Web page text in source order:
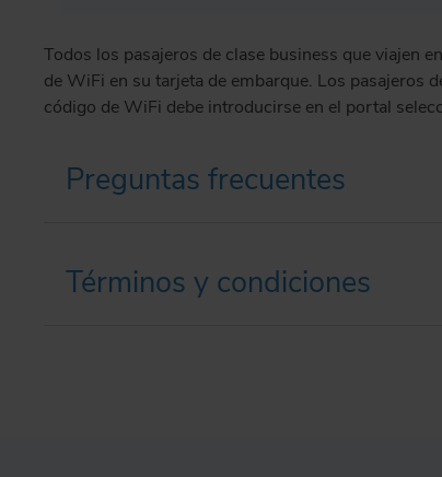
Todos los pasajeros de clase business que viajen
de WiFi en su tarjeta de embarque. Los pasajeros
código de WiFi debe introducirse en el portal
Preguntas frecuentes
Términos y condiciones